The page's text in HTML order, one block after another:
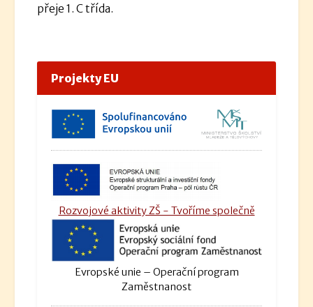
přeje 1. C třída.
Projekty EU
Rozvojové aktivity ZŠ - Tvoříme společně
Evropské unie – Operační program
Zaměstnanost